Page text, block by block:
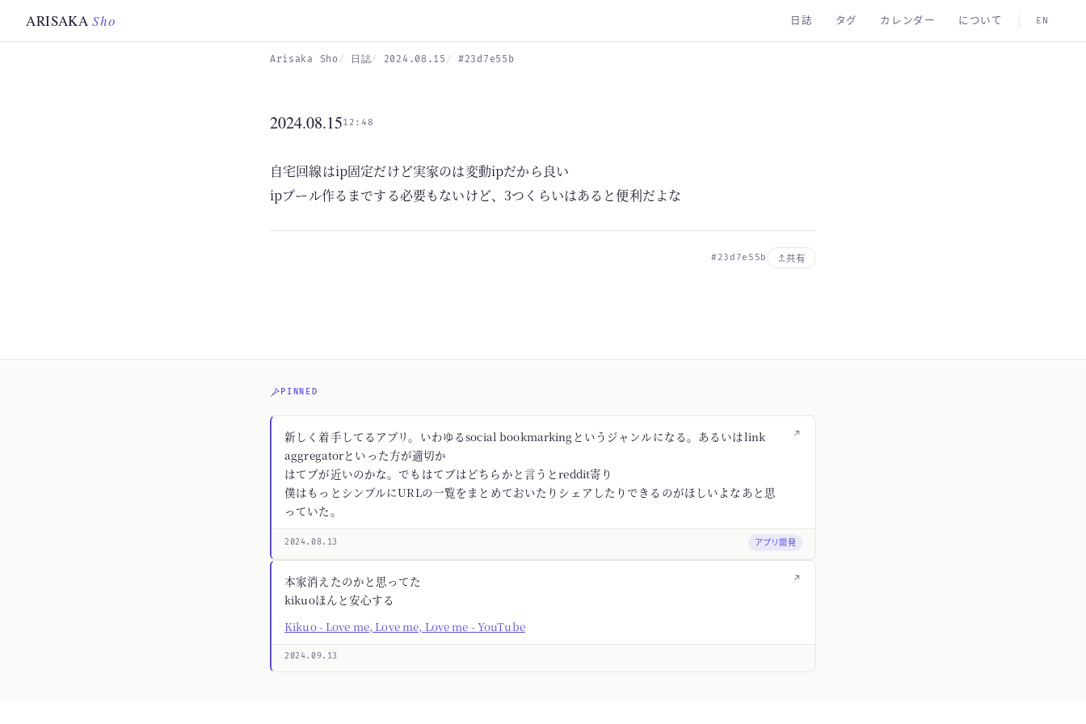
ARISAKASho 日誌 タグ カレンダー について EN
Arisaka Sho 日誌 2024.08.15 #23d7e55b
2024.08.1512:48
自宅回線はip固定だけど実家のは変動ipだから良い
ipプール作るまでする必要もないけど、3つくらいはあると便利だよな
#23d7e55b 共有
PINNED
↗
新しく着手してるアプリ。いわゆるsocial bookmarkingというジャンルになる。あるいはlink
aggregatorといった方が適切か
はてブが近いのかな。でもはてブはどちらかと言うとreddit寄り
僕はもっとシンプルにURLの一覧をまとめておいたりシェアしたりできるのがほしいよなあと思
っていた。
2024.08.13 アプリ開発
↗
本家消えたのかと思ってた
kikuoほんと安心する
Kikuo - Love me, Love me, Love me - YouTube
2024.09.13